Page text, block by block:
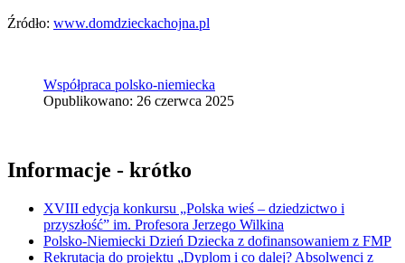
Źródło: www.domdzieckachojna.pl
Współpraca polsko-niemiecka
Opublikowano: 26 czerwca 2025
Informacje - krótko
XVIII edycja konkursu „Polska wieś – dziedzictwo i
przyszłość” im. Profesora Jerzego Wilkina
Polsko-Niemiecki Dzień Dziecka z dofinansowaniem z FMP
Rekrutacja do projektu „Dyplom i co dalej? Absolwenci z